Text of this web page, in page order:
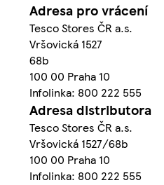
Adresa pro vrácení
Tesco Stores ČR a.s.
Vršovická 1527
68b
100 00 Praha 10
Infolinka: 800 222 555
Adresa distributora
Tesco Stores ČR a.s.
Vršovická 1527/68b
100 00 Praha 10
Infolinka: 800 222 555